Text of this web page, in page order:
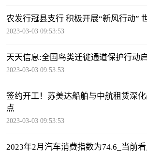
农发行冠县支行 积极开展“新风行动”
2023-03-03 09:53:53
天天信息:全国鸟类迁徙通道保护行动
2023-03-03 09:53:53
签约开工！苏美达船舶与中航租赁深
点
2023-03-03 09:53:53
2023年2月汽车消费指数为74.6_当前